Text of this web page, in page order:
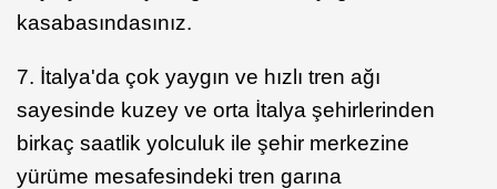
kasabasındasınız.
7. İtalya'da çok yaygın ve hızlı tren ağı
sayesinde kuzey ve orta İtalya şehirlerinden
birkaç saatlik yolculuk ile şehir merkezine
yürüme mesafesindeki tren garına